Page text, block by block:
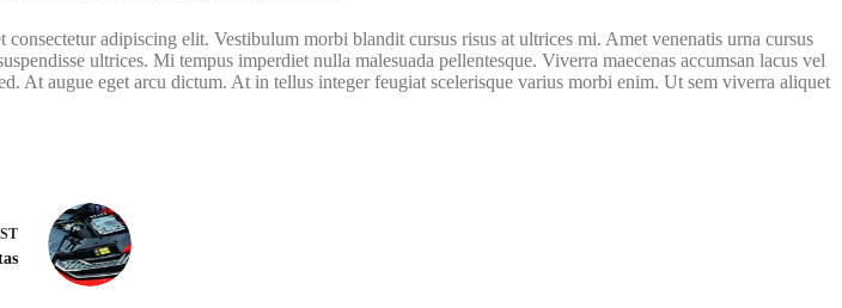
adipiscing elit. Vestibulum morbi blandit cursus risus at ultrices mi. Amet venenatis urna cursus
ultrices. Mi tempus imperdiet nulla malesuada pellentesque. Viverra maecenas accumsan lacus vel
At augue eget arcu dictum. At in tellus integer feugiat scelerisque varius morbi enim. Ut sem viverra aliquet